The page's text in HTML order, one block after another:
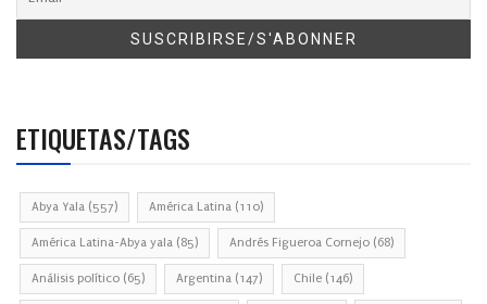
ETIQUETAS/TAGS
Abya Yala (557) América Latina (110)
América Latina-Abya yala (85) Andrés Figueroa Cornejo (68)
Análisis político (65) Argentina (147) Chile (146)